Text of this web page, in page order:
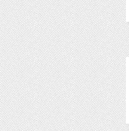
سینا
با سلام و درود به روان پاک
اسلام و انقلاب در خصوص
مظلومی که مثل این شهید
در تقابل با گروه